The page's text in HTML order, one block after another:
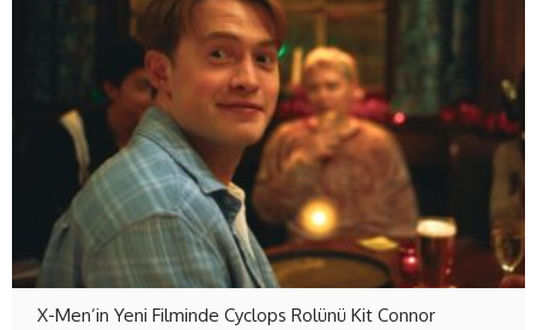
X-Men’in Yeni Filminde Cyclops Rolünü Kit Connor